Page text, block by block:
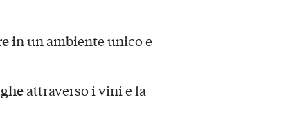
in un ambiente unico e
attraverso i vini e la